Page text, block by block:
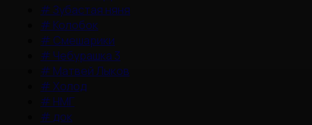
#Зубастая няня
# Колобок
# Смешарики
# Чебурашка 3
# Матвей Лыков
#Холод
# НМГ
# док